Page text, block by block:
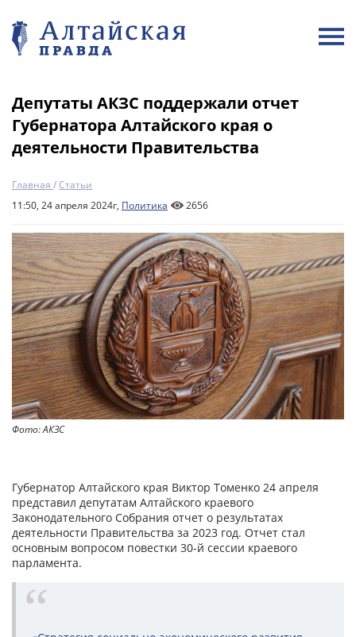
Депутаты АКЗС поддержали отчет
Губернатора Алтайского края о
деятельности Правительства
Главная /Статьи
11:50, 24 апреля 2024г, Политика 2656
Фото: АКЗС
Губернатор Алтайского края Виктор Томенко 24 апреля
представил депутатам Алтайского краевого
Законодательного Собрания отчет о результатах
деятельности Правительства за 2023 год. Отчет стал
основным вопросом повестки 30-й сессии краевого
парламента.